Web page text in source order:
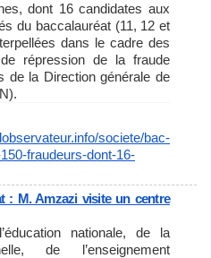
dont 16 candidates aux
du baccalauréat (11, 12 et
dans le cadre des
répression de la fraude
de la Direction générale de
societe/bac-
150-fraudeurs-dont-16-
: M. Amzazi visite un centre
nationale, de la
de l’enseignement